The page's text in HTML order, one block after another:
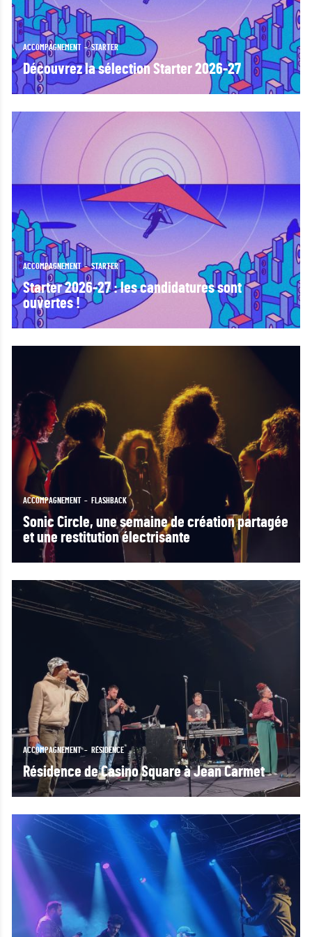
ACCOMPAGNEMENT STARTER
Découvrez la sélection Starter 2026-27
ACCOMPAGNEMENT STARTER
Starter 2026-27 : les candidatures sont
ouvertes !
ACCOMPAGNEMENT FLASHBACK
Sonic Circle, une semaine de création partagée
et une restitution électrisante
ACCOMPAGNEMENT RÉSIDENCE
Résidence de Casino Square à Jean Carmet